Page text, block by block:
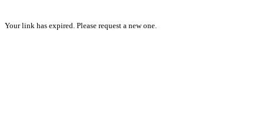
Your link has expired. Please request a new one.